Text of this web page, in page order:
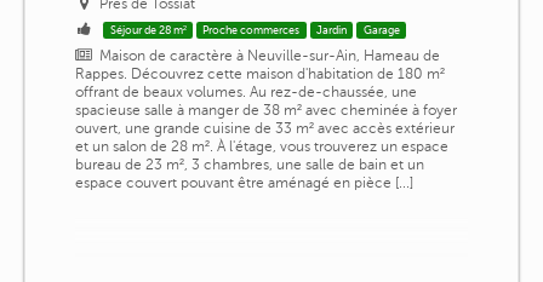
Séjour de 28 m² Proche commerces Jardin Garage
Maison de caractère à Neuville-sur-Ain, Hameau de
Rappes. Découvrez cette maison d'habitation de 180 m²
offrant de beaux volumes. Au rez-de-chaussée, une
spacieuse salle à manger de 38 m² avec cheminée à foyer
ouvert, une grande cuisine de 33 m² avec accès extérieur
et un salon de 28 m². À l'étage, vous trouverez un espace
bureau de 23 m², 3 chambres, une salle de bain et un
espace couvert pouvant être aménagé en pièce [...]